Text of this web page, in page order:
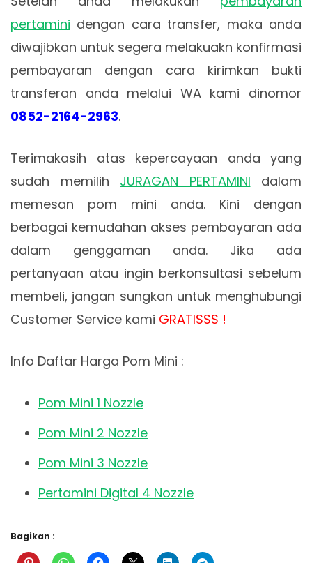
pertamini dengan cara transfer, maka anda
diwajibkan untuk segera melakuakn konfirmasi
pembayaran dengan cara kirimkan bukti
transferan anda melalui WA kami dinomor
0852-2164-2963.
Terimakasih atas kepercayaan anda yang
sudah memilih JURAGAN PERTAMINI dalam
memesan pom mini anda. Kini dengan
berbagai kemudahan akses pembayaran ada
dalam genggaman anda. Jika ada
pertanyaan atau ingin berkonsultasi sebelum
membeli, jangan sungkan untuk menghubungi
Customer Service kami GRATISSS !
Info Daftar Harga Pom Mini :
Pom Mini 1 Nozzle
Pom Mini 2 Nozzle
Pom Mini 3 Nozzle
Pertamini Digital 4 Nozzle
Bagikan :